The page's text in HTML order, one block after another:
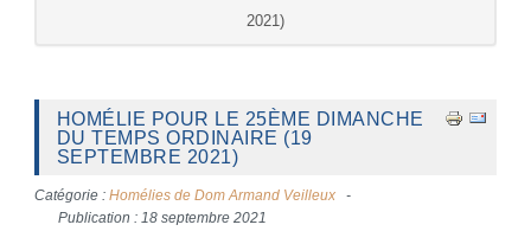
2021)
HOMÉLIE POUR LE 25ÈME DIMANCHE
DU TEMPS ORDINAIRE (19
SEPTEMBRE 2021)
Catégorie : Homélies de Dom Armand Veilleux
Publication : 18 septembre 2021